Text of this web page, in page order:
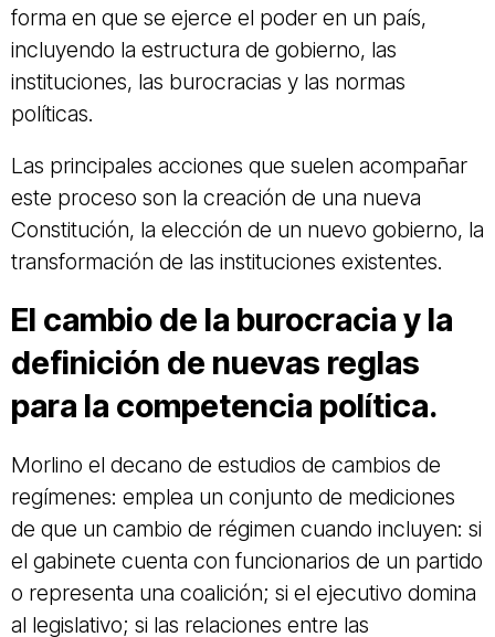
forma en que se ejerce el poder en un país,
incluyendo la estructura de gobierno, las
instituciones, las burocracias y las normas
políticas.
Las principales acciones que suelen acompañar
este proceso son la creación de una nueva
Constitución, la elección de un nuevo gobierno, la
transformación de las instituciones existentes.
El cambio de la burocracia y la
definición de nuevas reglas
para la competencia política.
Morlino el decano de estudios de cambios de
regímenes: emplea un conjunto de mediciones
de que un cambio de régimen cuando incluyen: si
el gabinete cuenta con funcionarios de un partido
o representa una coalición; si el ejecutivo domina
al legislativo; si las relaciones entre las